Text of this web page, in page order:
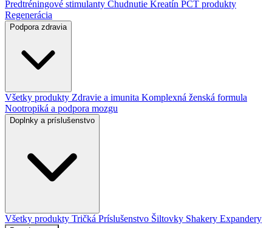
Predtréningové stimulanty Chudnutie Kreatín PCT produkty
Regenerácia
Podpora zdravia
Všetky produkty Zdravie a imunita Komplexná ženská formula
Nootropiká a podpora mozgu
Doplnky a príslušenstvo
Všetky produkty Tričká Príslušenstvo Šiltovky Shakery Expandery